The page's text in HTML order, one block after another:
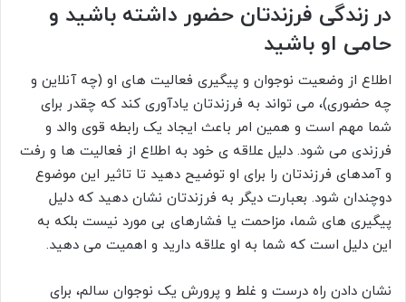
در زندگی فرزندتان حضور داشته باشید و
حامی او باشید
اطلاع از وضعیت نوجوان و پیگیری فعالیت های او (چه آنلاین و
چه حضوری)، می تواند به فرزندتان یادآوری کند که چقدر برای
شما مهم است و همین امر باعث ایجاد یک رابطه قوی والد و
فرزندی می شود. دلیل علاقه ی خود به اطلاع از فعالیت ها و رفت
و آمدهای فرزندتان را برای او توضیح دهید تا تاثیر این موضوع
دوچندان شود. بعبارت دیگر به فرزندتان نشان دهید که دلیل
پیگیری های شما، مزاحمت یا فشارهای بی مورد نیست بلکه به
این دلیل است که شما به او علاقه دارید و اهمیت می دهید.
نشان دادن راه درست و غلط و پرورش یک نوجوان سالم، برای